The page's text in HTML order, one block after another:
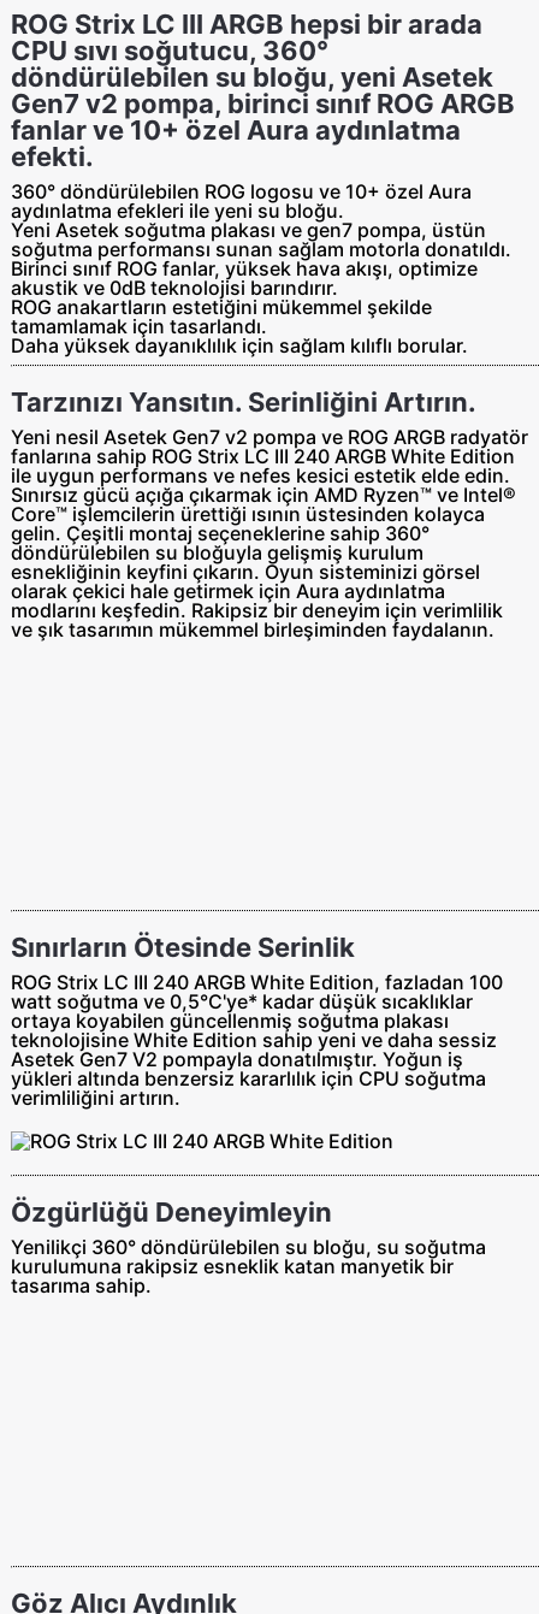
ROG Strix LC III ARGB hepsi bir arada
CPU sıvı soğutucu, 360°
döndürülebilen su bloğu, yeni Asetek
Gen7 v2 pompa, birinci sınıf ROG ARGB
fanlar ve 10+ özel Aura aydınlatma
efekti.
360° döndürülebilen ROG logosu ve 10+ özel Aura
aydınlatma efekleri ile yeni su bloğu.
Yeni Asetek soğutma plakası ve gen7 pompa, üstün
soğutma performansı sunan sağlam motorla donatıldı.
Birinci sınıf ROG fanlar, yüksek hava akışı, optimize
akustik ve 0dB teknolojisi barındırır.
ROG anakartların estetiğini mükemmel şekilde
tamamlamak için tasarlandı.
Daha yüksek dayanıklılık için sağlam kılıflı borular.
Tarzınızı Yansıtın. Serinliğini Artırın.
Yeni nesil Asetek Gen7 v2 pompa ve ROG ARGB radyatör
fanlarına sahip ROG Strix LC III 240 ARGB White Edition
ile uygun performans ve nefes kesici estetik elde edin.
Sınırsız gücü açığa çıkarmak için AMD Ryzen™ ve Intel®
Core™ işlemcilerin ürettiği ısının üstesinden kolayca
gelin. Çeşitli montaj seçeneklerine sahip 360°
döndürülebilen su bloğuyla gelişmiş kurulum
esnekliğinin keyfini çıkarın. Oyun sisteminizi görsel
olarak çekici hale getirmek için Aura aydınlatma
modlarını keşfedin. Rakipsiz bir deneyim için verimlilik
ve şık tasarımın mükemmel birleşiminden faydalanın.
Sınırların Ötesinde Serinlik
ROG Strix LC III 240 ARGB White Edition, fazladan 100
watt soğutma ve 0,5°C'ye* kadar düşük sıcaklıklar
ortaya koyabilen güncellenmiş soğutma plakası
teknolojisine White Edition sahip yeni ve daha sessiz
Asetek Gen7 V2 pompayla donatılmıştır. Yoğun iş
yükleri altında benzersiz kararlılık için CPU soğutma
verimliliğini artırın.
Özgürlüğü Deneyimleyin
Yenilikçi 360° döndürülebilen su bloğu, su soğutma
kurulumuna rakipsiz esneklik katan manyetik bir
tasarıma sahip.
Göz Alıcı Aydınlık